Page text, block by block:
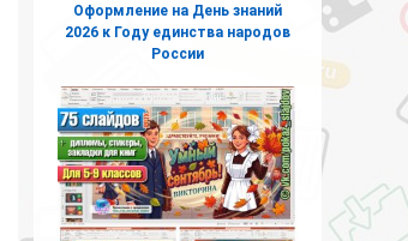
Оформление на День знаний
2026 к Году единства народов
России